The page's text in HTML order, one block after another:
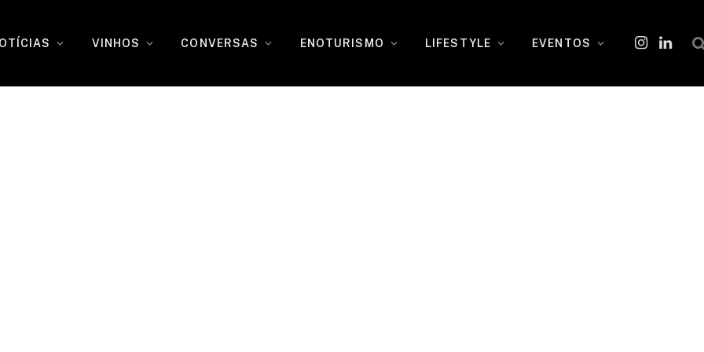
VINHOS CONVERSAS ENOTURISMO LIFESTYLE EVENTOS
Instagram
O